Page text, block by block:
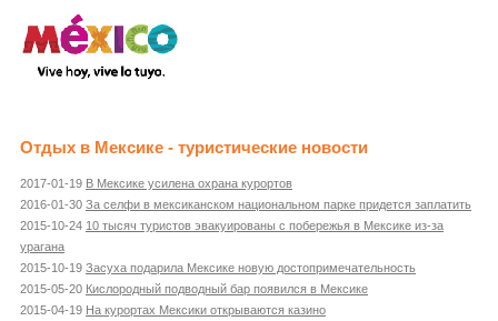
Отдых в Мексике - туристические новости
2017-01-19 В Мексике усилена охрана курортов
2016-01-30 За селфи в мексиканском национальном парке придется заплатить
2015-10-24 10 тысяч туристов эвакуированы с побережья в Мексике из-за
урагана
2015-10-19 Засуха подарила Мексике новую достопримечательность
2015-05-20 Кислородный подводный бар появился в Мексике
2015-04-19 На курортах Мексики открываются казино